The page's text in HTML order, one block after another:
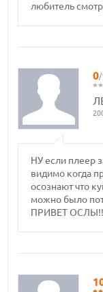
любитель
0/
НУ если плеер
видимо когда
осознают что
можно было
ПРИВЕТ